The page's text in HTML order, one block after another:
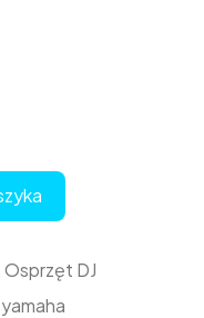
Osprzęt DJ
yamaha